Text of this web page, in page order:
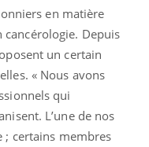
en matière
cancérologie. Depuis
un certain
« Nous avons
qui
L’une de nos
; certains membres